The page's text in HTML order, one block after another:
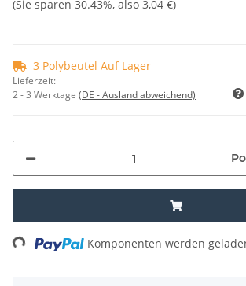
(Sie sparen 30.43%, also 3,04 €)
3 Polybeutel Auf Lager
Lieferzeit:
2 - 3 Werktage (DE - Ausland abweichend)
Komponenten werden